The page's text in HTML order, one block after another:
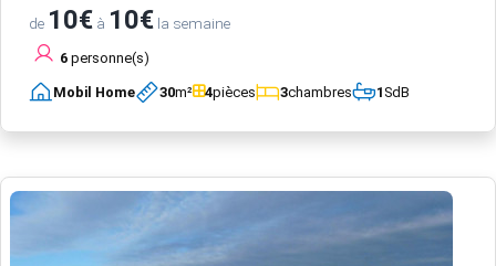
de 10€ à 10€ la semaine
6 personne(s)
Mobil Home 30m² 4pièces 3chambres 1SdB